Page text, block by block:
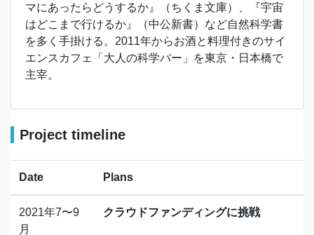
マにあったらどうするか』（ちくま文庫）、『宇宙
はどこまで行けるか』（中公新書）など自然科学書
を多く手掛ける。2011年からお酒と料理付きのサイ
エンスカフェ「大人の科学バー」を東京・日本橋で
主宰。
Project timeline
Date Plans
2021年7〜9
月
クラウドファンディングに挑戦